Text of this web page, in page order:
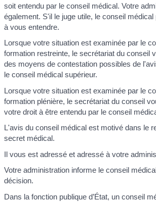
soit entendu par le conseil médical. Votre
également. S'il le juge utile, le conseil
à vous entendre.
Lorsque votre situation est examinée par le
formation restreinte, le secrétariat du conseil
des moyens de contestation possibles de
le conseil médical supérieur.
Lorsque votre situation est examinée par le
formation plénière, le secrétariat du conseil
votre droit à être entendu par le conseil
L'avis du conseil médical est motivé dans le
secret médical.
Il vous est adressé et adressé à votre
Votre administration informe le conseil
décision.
Dans la fonction publique d’État, un conseil